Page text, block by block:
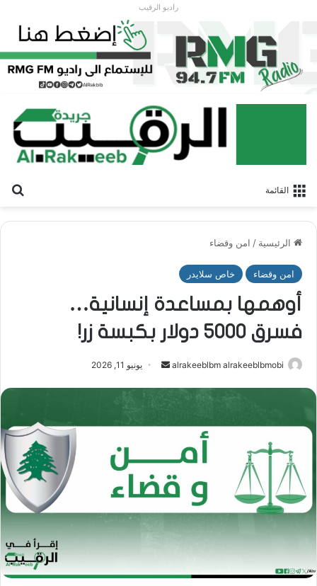
راديو الرقيب
القائمة
الرئيسية / امن وقضاء
امن وقضاء خاص سلايدر
أوهمها بمساعدة إنسانية…
فسرق 5000 دولار بكبسة زر!
alrakeeblbm alrakeeblbmobi
أرسل
إلكترونيا
يونيو 11, 2026